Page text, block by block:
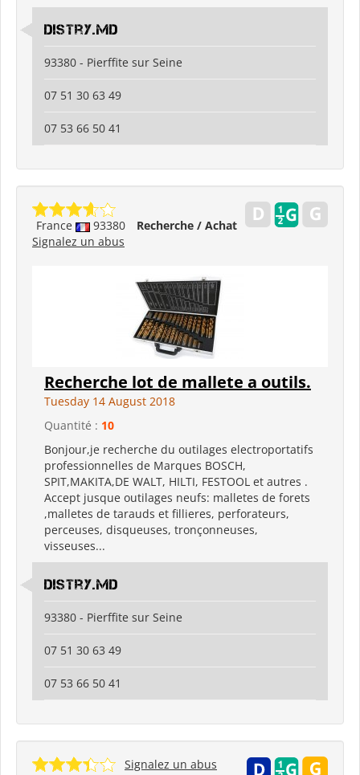
Distry.md
93380 - Pierffite sur Seine
07 51 30 63 49
07 53 66 50 41
France 93380
Recherche / Achat
Signalez un abus
Recherche lot de mallete a outils.
Tuesday 14 August 2018
Quantité : 10
Bonjour,je recherche du outilages electroportatifs
professionnelles de Marques BOSCH,
SPIT,MAKITA,DE WALT, HILTI, FESTOOL et autres .
Accept jusque outilages neufs: malletes de forets
,malletes de tarauds et fillieres, perforateurs,
perceuses, disqueuses, tronçonneuses,
visseuses...
Distry.md
93380 - Pierffite sur Seine
07 51 30 63 49
07 53 66 50 41
Signalez un abus